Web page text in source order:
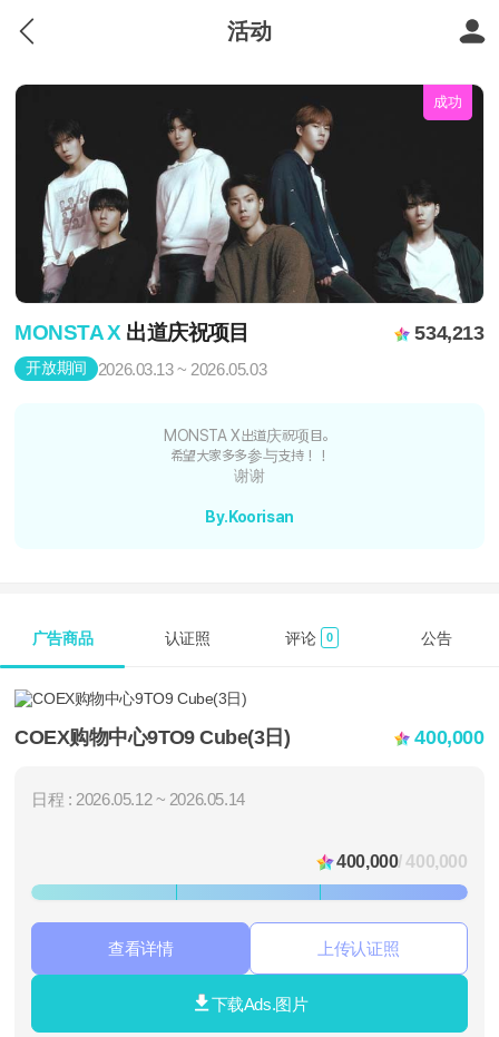
活动
成功
MONSTA X 出道庆祝项目 534,213
开放期间 2026.03.13 ~ 2026.05.03
MONSTA X出道庆祝项目。
希望大家多多参与支持！！
谢谢
By.Koorisan
广告商品 认证照 评论 0 公告
COEX购物中心9TO9 Cube(3日) 400,000
日程 : 2026.05.12 ~ 2026.05.14
400,000/ 400,000
查看详情 上传认证照
下载Ads.图片